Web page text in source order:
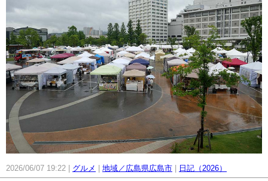
2026/06/07 19:22 グルメ 地域／広島県広島市 日記（2026）